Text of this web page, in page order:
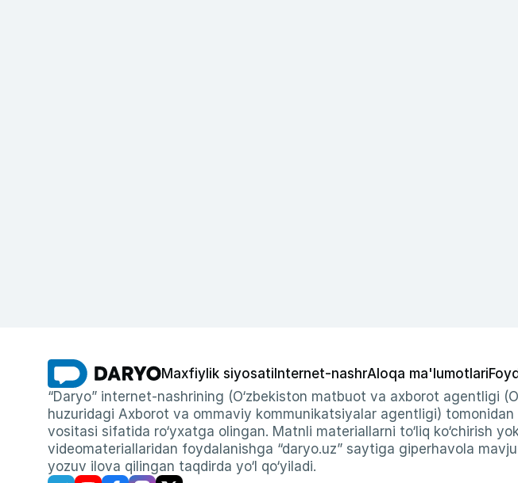
Maxfiylik siyosati Internet-nashrAloqa ma'lumotlari
“Daryo” internet-nashrining (O‘zbekiston matbuot va axborot agentligi
huzuridagi Axborot va ommaviy kommunikatsiyalar agentligi)
vositasi sifatida ro‘yxatga olingan. Matnli materiallarni to‘liq ko‘chirish
videomateriallaridan foydalanishga “daryo.uz” saytiga giperhavola
yozuv ilova qilingan taqdirda yo‘l qo‘yiladi.